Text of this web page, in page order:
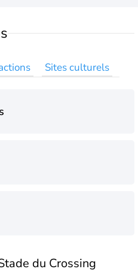
Sites culturels
du Crossing